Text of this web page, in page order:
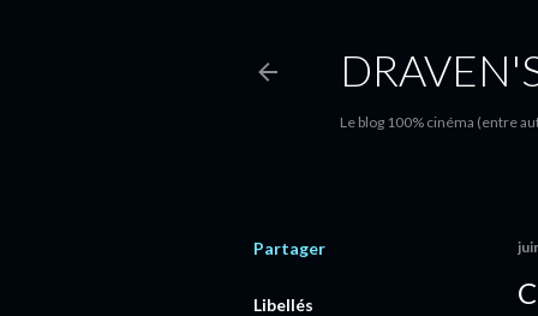
Le blog 100% cinéma (entre
Partager
Libellés